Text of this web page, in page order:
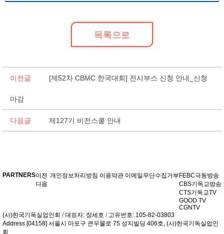
목록으로
이전글 [제52차 CBMC 한국대회] 전시부스 신청 안내_신청
마감
다음글 제127기 비전스쿨 안내
PARTNERS이전
다음
FEBC극동방송
CBS기독교방송
CTS기독교TV
GOOD TV
CGNTV
개인정보처리방침 이용약관 이메일무단수집거부
(사)한국기독실업인회 /대표자: 장세호 /고유번호: 105-82-03803
Address [04158] 서울시 마포구 큰우물로 75 성지빌딩 406호, (사)한국기독실업인
회